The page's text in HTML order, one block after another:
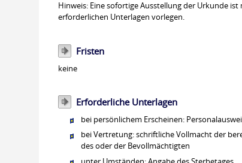
Hinweis: Eine sofortige Ausstellung der Urkunde ist
erforderlichen Unterlagen vorlegen.
Fristen
keine
Erforderliche Unterlagen
bei persönlichem Erscheinen:
bei Vertretung: schriftliche Vollmacht der
des oder der Bevollmächtigten